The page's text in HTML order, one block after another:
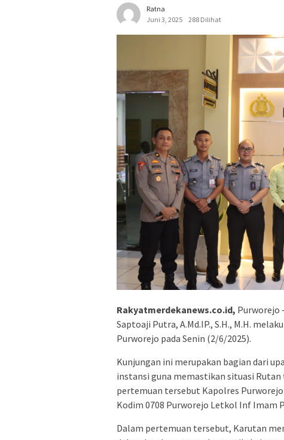
Ratna
Juni 3, 2025
288 Dilihat
Rakyatmerdekanews.co.id, Purworejo
Saptoaji Putra, A.Md.IP., S.H., M.H.
Purworejo pada Senin (2/6/2025).
Kunjungan ini merupakan bagian dari
instansi guna memastikan situasi
pertemuan tersebut Kapolres Purworejo
Kodim 0708 Purworejo Letkol Inf Imam
Dalam pertemuan tersebut, Karutan